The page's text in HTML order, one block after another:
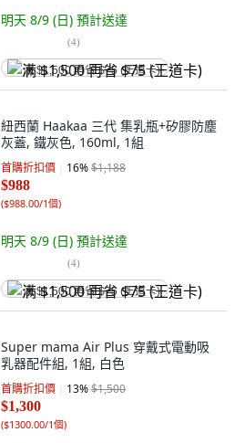
明天 8/9 (日) 預計送達
(4)
满 $1,500 再省 $75 (王道卡)
紐西蘭 Haakaa 三代 集乳瓶+矽膠防塵
灰蓋, 鐵灰色, 160ml, 1組
首購折扣價 16%$1,188
$988
($988.00/1個)
明天 8/9 (日) 預計送達
(4)
满 $1,500 再省 $75 (王道卡)
Super mama Air Plus 穿戴式電動吸
乳器配件組, 1組, 白色
首購折扣價 13%$1,500
$1,300
($1300.00/1個)